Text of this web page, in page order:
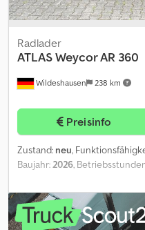
Wildeshausen 238 km
Radlader
ATLASWeycor AR 360
Preisinfo
Zustand: neu,
Baujahr:2026,
AR360 First Edition Dodpjzr
Hubwerk - EURO
Maschinengewicht 2700 kg
Leistung 28 kW (38PS) bei